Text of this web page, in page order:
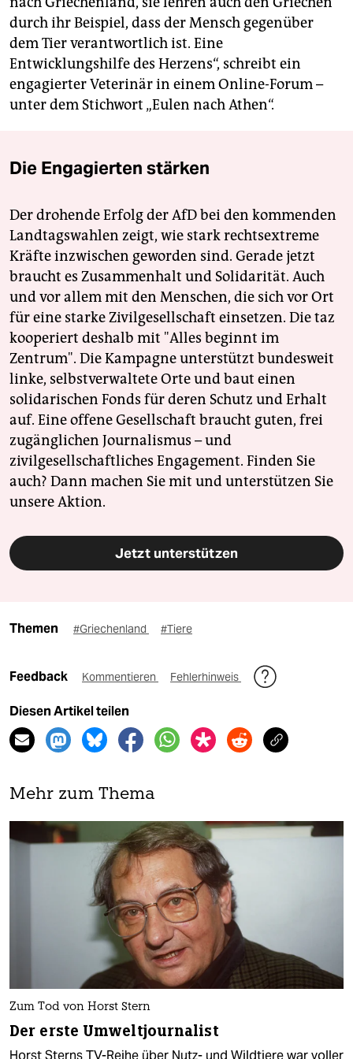
durch ihr Beispiel, dass der Mensch gegenüber
dem Tier verantwortlich ist. Eine
Entwicklungshilfe des Herzens“, schreibt ein
engagierter Veterinär in einem Online-Forum –
unter dem Stichwort „Eulen nach Athen“.
Die Engagierten stärken
Der drohende Erfolg der AfD bei den kommenden
Landtagswahlen zeigt, wie stark rechtsextreme
Kräfte inzwischen geworden sind. Gerade jetzt
braucht es Zusammenhalt und Solidarität. Auch
und vor allem mit den Menschen, die sich vor Ort
für eine starke Zivilgesellschaft einsetzen. Die taz
kooperiert deshalb mit "Alles beginnt im
Zentrum". Die Kampagne unterstützt bundesweit
linke, selbstverwaltete Orte und baut einen
solidarischen Fonds für deren Schutz und Erhalt
auf. Eine offene Gesellschaft braucht guten, frei
zugänglichen Journalismus – und
zivilgesellschaftliches Engagement. Finden Sie
auch? Dann machen Sie mit und unterstützen Sie
unsere Aktion.
Jetzt unterstützen
Themen #Griechenland #Tiere
Feedback Kommentieren Fehlerhinweis
Diesen Artikel teilen
Mehr zum Thema
Zum Tod von Horst Stern
Der erste Umweltjournalist
Horst Sterns TV-Reihe über Nutz- und Wildtiere war voller